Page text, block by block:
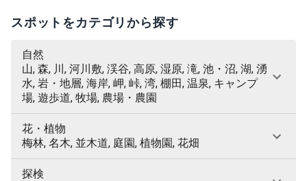
スポットをカテゴリから探す
自然
山, 森, 川, 河川敷, 渓谷, 高原, 湿原, 滝, 池・沼, 湖, 湧
水, 岩・地層, 海岸, 岬, 峠, 湾, 棚田, 温泉, キャンプ
場, 遊歩道, 牧場, 農場・農園
花・植物
梅林, 名木, 並木道, 庭園, 植物園, 花畑
探検